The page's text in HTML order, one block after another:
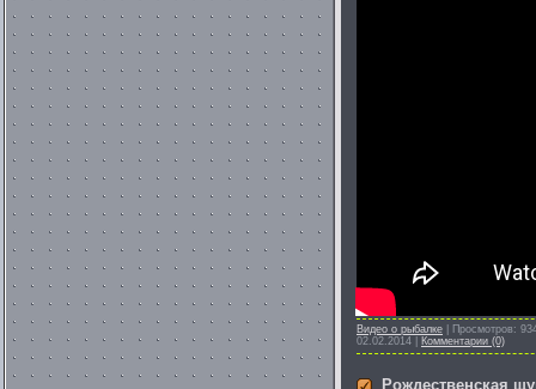
Видео о рыбалке Просмотров:
02.02.2014
Комментарии (0)
Рождественская